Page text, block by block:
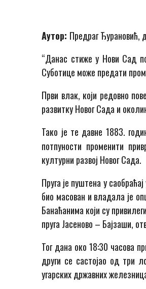
Аутор: Предраг Ђурановић,
“Данас стиже у Нови Сад
Суботице може предати
Први влак, који редовно
развитку Новог Сада и
Тако је те давне 1883.
потпуности променити
културни развој Новог Сада.
Пруга је пуштена у
био масован и владала је
Банаћанима који су
пруга Јасеново – Бајзаши,
Тог дана око 18:30 часова
други се састојао од три
угарских државних